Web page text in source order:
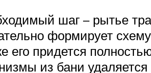
шаг – рытье
формирует
его придется
из бани